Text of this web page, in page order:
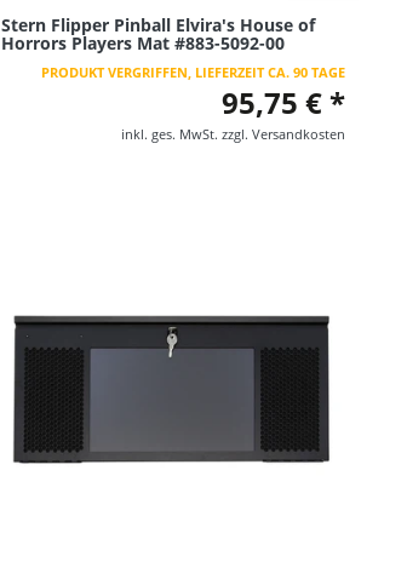
Stern Flipper Pinball Elvira's House of
Horrors Players Mat #883-5092-00
PRODUKT VERGRIFFEN, LIEFERZEIT CA. 90 TAGE
95,75 € *
inkl. ges. MwSt. zzgl. Versandkosten